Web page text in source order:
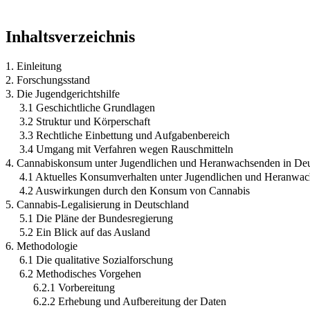
Inhaltsverzeichnis
1. Einleitung
2. Forschungsstand
3. Die Jugendgerichtshilfe
3.1 Geschichtliche Grundlagen
3.2 Struktur und Körperschaft
3.3 Rechtliche Einbettung und Aufgabenbereich
3.4 Umgang mit Verfahren wegen Rauschmitteln
4. Cannabiskonsum unter Jugendlichen und Heranwachsenden in
4.1 Aktuelles Konsumverhalten unter Jugendlichen und
4.2 Auswirkungen durch den Konsum von Cannabis
5. Cannabis-Legalisierung in Deutschland
5.1 Die Pläne der Bundesregierung
5.2 Ein Blick auf das Ausland
6. Methodologie
6.1 Die qualitative Sozialforschung
6.2 Methodisches Vorgehen
6.2.1 Vorbereitung
6.2.2 Erhebung und Aufbereitung der Daten